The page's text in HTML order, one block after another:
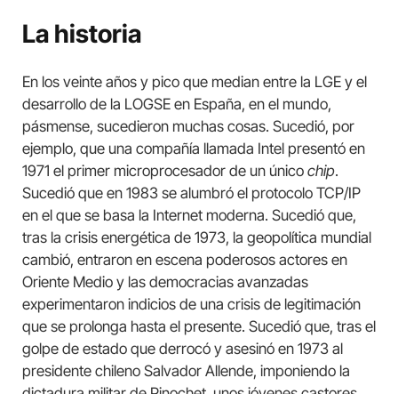
La historia
En los veinte años y pico que median entre la LGE y el
desarrollo de la LOGSE en España, en el mundo,
pásmense, sucedieron muchas cosas. Sucedió, por
ejemplo, que una compañía llamada Intel presentó en
1971 el primer microprocesador de un único chip.
Sucedió que en 1983 se alumbró el protocolo TCP/IP
en el que se basa la Internet moderna. Sucedió que,
tras la crisis energética de 1973, la geopolítica mundial
cambió, entraron en escena poderosos actores en
Oriente Medio y las democracias avanzadas
experimentaron indicios de una crisis de legitimación
que se prolonga hasta el presente. Sucedió que, tras el
golpe de estado que derrocó y asesinó en 1973 al
presidente chileno Salvador Allende, imponiendo la